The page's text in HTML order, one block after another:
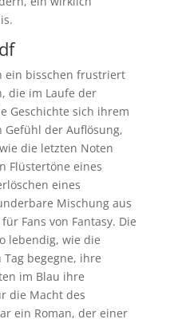
ein bisschen frustriert
die im Laufe der
Geschichte sich ihrem
der Auflösung,
die letzten Noten
Flüstertöne eines
eines
Mischung aus
Fans von Fantasy. Die
lebendig, wie die
begegne, ihre
im Blau ihre
die Macht des
ein Roman, der einer